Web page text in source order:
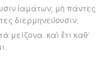
ἰαμάτων; μὴ πάντες
διερμηνεύουσιν;
μείζονα. καὶ ἔτι καθ’